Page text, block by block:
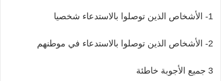
1- الأشخاص الذين توصلوا بالاستدعاء شخصيا
2- الأشخاص الذين توصلوا بالاستدعاء في موطنهم
3 جميع الأجوبة خاطئة